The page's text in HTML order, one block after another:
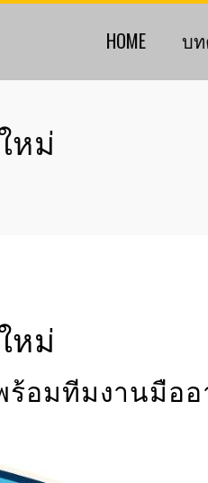
HOME บ
หม่
หม่
ร้อมทีมงานมือ